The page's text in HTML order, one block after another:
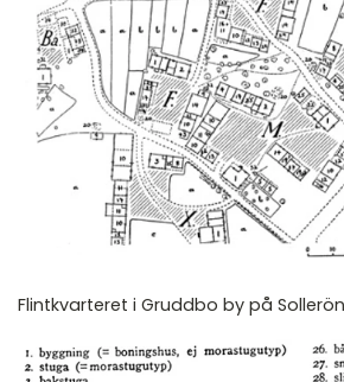
Flintkvarteret i Gruddbo by på Sollerön